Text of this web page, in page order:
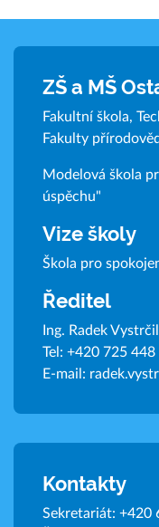
ZŠ a MŠ
Fakultní škola,
Fakulty
Modelová škola
úspěchu"
Vize školy
Škola pro
Ředitel
Ing. Radek Vystrčil
Tel: +420 725 448
E-mail:
Kontakty
Sekretariát: +420